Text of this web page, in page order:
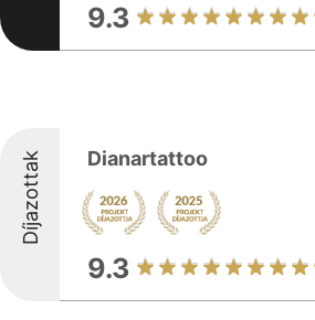
9.3
Díjazottak Dianartattoo
9.3